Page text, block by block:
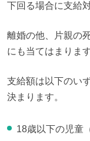
下回る場合に支給
離婚の他、片親の
にも当てはまります
支給額は以下のい
決まります。
18歳以下の児童